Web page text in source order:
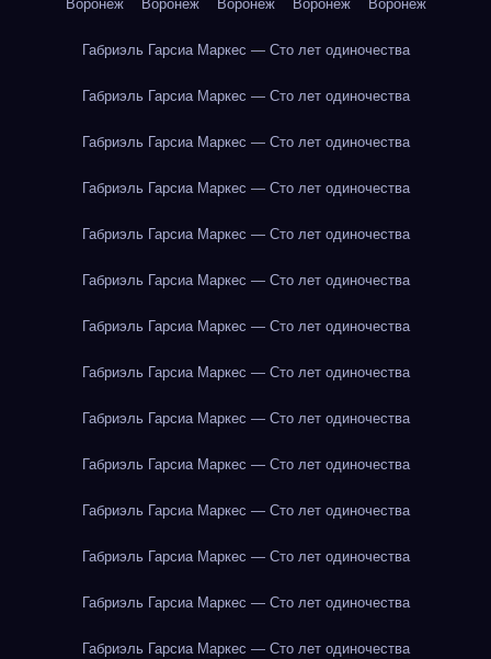
Воронеж Воронеж Воронеж Воронеж Воронеж
Габриэль Гарсиа Маркес — Сто лет одиночества
Габриэль Гарсиа Маркес — Сто лет одиночества
Габриэль Гарсиа Маркес — Сто лет одиночества
Габриэль Гарсиа Маркес — Сто лет одиночества
Габриэль Гарсиа Маркес — Сто лет одиночества
Габриэль Гарсиа Маркес — Сто лет одиночества
Габриэль Гарсиа Маркес — Сто лет одиночества
Габриэль Гарсиа Маркес — Сто лет одиночества
Габриэль Гарсиа Маркес — Сто лет одиночества
Габриэль Гарсиа Маркес — Сто лет одиночества
Габриэль Гарсиа Маркес — Сто лет одиночества
Габриэль Гарсиа Маркес — Сто лет одиночества
Габриэль Гарсиа Маркес — Сто лет одиночества
Габриэль Гарсиа Маркес — Сто лет одиночества